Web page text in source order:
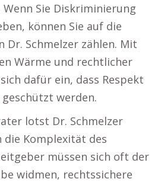
Sie Diskriminierung
können Sie auf die
Schmelzer zählen. Mit
Wärme und rechtlicher
dafür ein, dass Respekt
werden.
lotst Dr. Schmelzer
Komplexität des
müssen sich oft der
widmen, rechtssichere